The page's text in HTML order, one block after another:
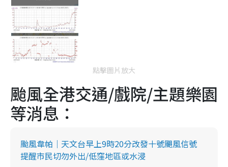
點擊圖片放大
颱風全港交通/戲院/主題樂園
等消息：
颱風韋帕｜天文台早上9時20分改發十號颶風信號
提醒市民切勿外出/低窪地區或水浸